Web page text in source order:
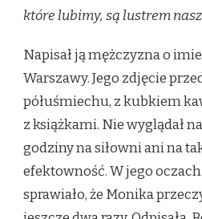
które lubimy, są lustrem
Napisał ją mężczyzna o
Warszawy. Jego zdjęcie
półuśmiechu, z kubkiem
z książkami. Nie wyglądał
godziny na siłowni ani na
efektowność. W jego oczach
sprawiało, że Monika